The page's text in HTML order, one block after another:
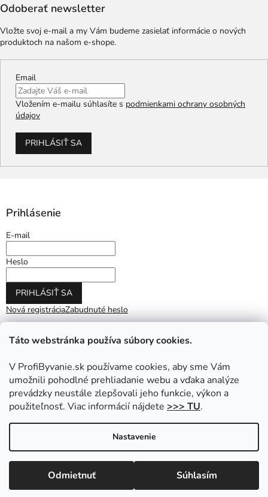
Táto webstránka používa súbory cookies.
V ProfiByvanie.sk používame cookies, aby sme Vám
umožnili pohodlné prehliadanie webu a vďaka analýze
prevádzky neustále zlepšovali jeho funkcie, výkon a
použiteľnosť. Viac informácií nájdete >>> TU.
Nastavenie
Odmietnuť Súhlasím
Odoberať newsletter
Vložte svoj e-mail a my Vám budeme zasielať informácie o nových
produktoch na našom e-shope.
Email
Vložením e-mailu súhlasíte s podmienkami ochrany osobných
údajov
PRIHLÁSIŤ SA
Prihlásenie
E-mail
Heslo
PRIHLÁSIŤ SA
Nová registráciaZabudnuté heslo
ProfiByvanie.sk
Upraviť nastavenie cookies